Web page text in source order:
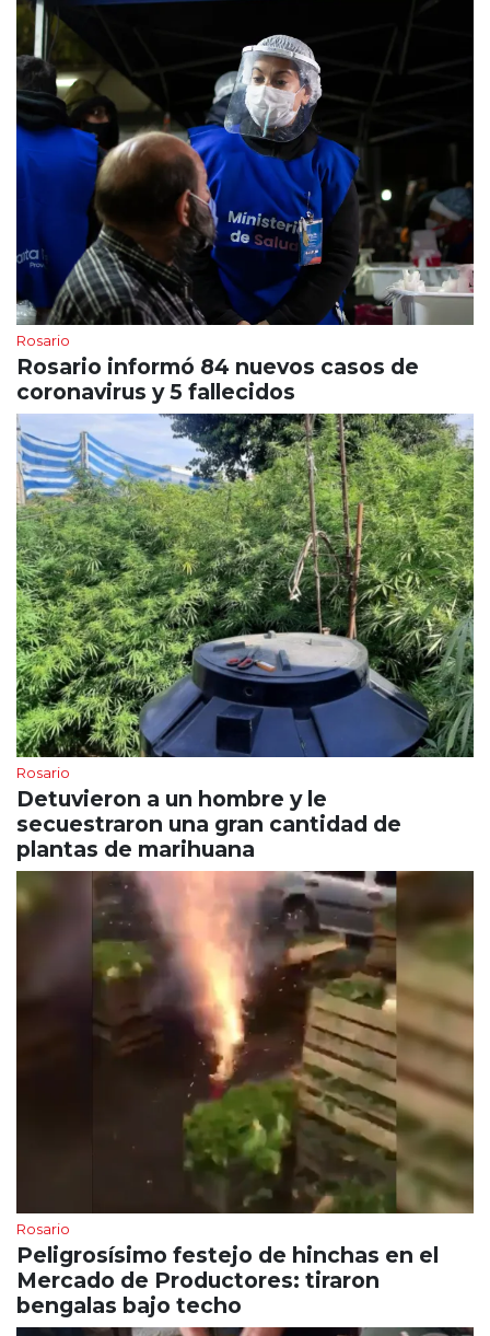
Rosario
Rosario informó 84 nuevos casos de
coronavirus y 5 fallecidos
Rosario
Detuvieron a un hombre y le
secuestraron una gran cantidad de
plantas de marihuana
Rosario
Peligrosísimo festejo de hinchas en el
Mercado de Productores: tiraron
bengalas bajo techo